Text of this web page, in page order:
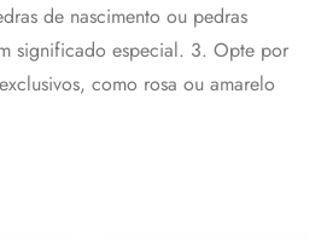
de nascimento ou pedras
significado especial. 3. Opte por
como rosa ou amarelo